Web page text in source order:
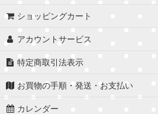
ショッピングカート
アカウントサービス
特定商取引法表示
お買物の手順・発送・お支払い
カレンダー